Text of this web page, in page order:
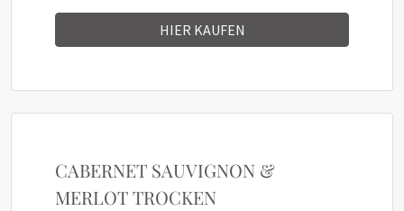
HIER KAUFEN
CABERNET SAUVIGNON &
MERLOT TROCKEN